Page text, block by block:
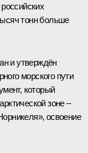
тонн больше
и утверждён
морского пути
который
зоне ‒
освоение